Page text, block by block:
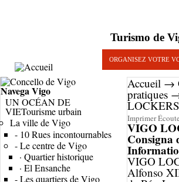
Turismo de
ORGANISEZ VOTRE
NavegaVigo
UN OCÉAN DE
VIETourisme urbain
La ville de Vigo
- 10 Rues incontournables
-Le centre de Vigo
· Quartier historique
· El Ensanche
-Les quartiers de Vigo
Accueil →
pratiques
LOCKERS
Imprimer
VIGO
Consigna
VIGO
Alfonso